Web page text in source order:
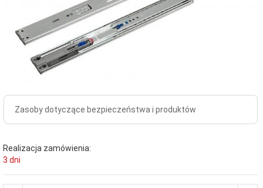
Zasoby dotyczące bezpieczeństwa i produktów
Realizacja zamówienia:
3 dni